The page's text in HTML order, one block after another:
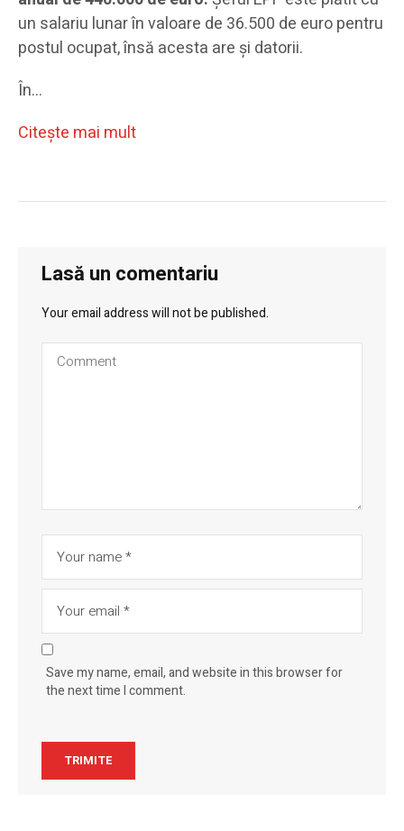
un salariu lunar în valoare de 36.500 de euro pentru
postul ocupat, însă acesta are și datorii.
În…
Citeşte mai mult
Lasă un comentariu
Your email address will not be published.
Save my name, email, and website in this browser for
the next time I comment.